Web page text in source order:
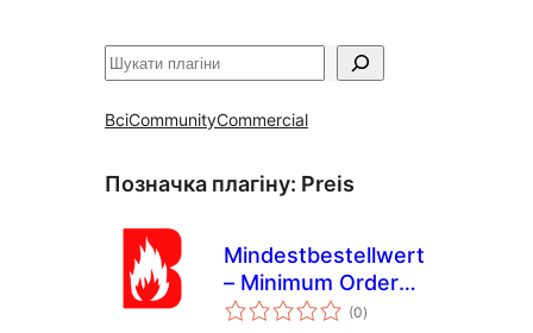
Пошук
ВсіCommunityCommercial
Позначка плагіну: Preis
Mindestbestellwert
– Minimum Order
Value for
(0загальний
рейтинг
)